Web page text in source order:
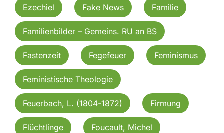
Ezechiel Fake News Familie
Familienbilder – Gemeins. RU an BS
Fastenzeit Fegefeuer Feminismus
Feministische Theologie
Feuerbach, L. (1804-1872) Firmung
Flüchtlinge Foucault, Michel